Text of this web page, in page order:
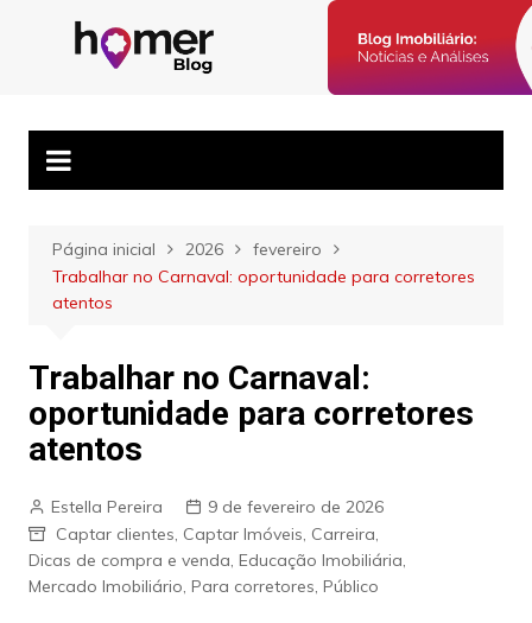
Blog Homer:
Mercado
Imobiliário,
Posts semanais sobre o mercado imobiliário e dicas para
corretores imobiliários encontrarem parceiros e venderem mais.
Página inicial 2026
fevereiro
Trabalhar no Carnaval: oportunidade para corretores
atentos
Trabalhar no Carnaval:
oportunidade para corretores
atentos
Estella Pereira
9 de fevereiro de 2026
Captar clientes, Captar Imóveis, Carreira,
Dicas de compra e venda, Educação Imobiliária,
Mercado Imobiliário, Para corretores, Público